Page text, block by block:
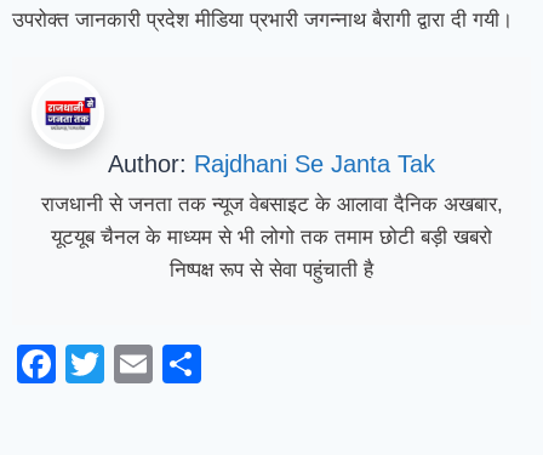
उपरोक्त जानकारी प्रदेश मीडिया प्रभारी जगन्नाथ बैरागी द्वारा दी गयी।
Author: Rajdhani Se Janta Tak
राजधानी से जनता तक न्यूज वेबसाइट के आलावा दैनिक अखबार,
यूटयूब चैनल के माध्यम से भी लोगो तक तमाम छोटी बड़ी खबरो
निष्पक्ष रूप से सेवा पहुंचाती है
Facebook
TwitterEmail